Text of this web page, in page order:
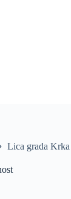
Lica grada